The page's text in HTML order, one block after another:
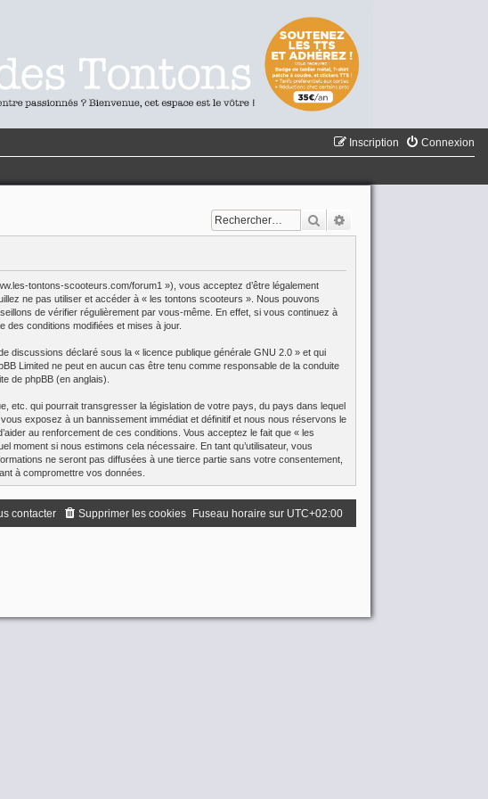
Connexion
Inscription
Rechercher
tontons-scooteurs.com/forum1 »), vous acceptez d’être légalement
ne pas utiliser et accéder à « les tontons scooteurs ». Nous pouvons
de vérifier régulièrement par vous-même. En effet, si vous continuez à
des conditions modifiées et mises à jour.
discussions déclaré sous la « licence publique générale GNU 2.0» et qui
Limited ne peut en aucun cas être tenu comme responsable de la conduite
de phpBB(en anglais).
etc. qui pourrait transgresser la législation de votre pays, du pays dans lequel
exposez à un bannissement immédiat et définitif et nous nous réservons le
au renforcement de ces conditions. Vous acceptez le fait que « les
moment si nous estimons cela nécessaire. En tant qu’utilisateur, vous
ne seront pas diffusées à une tierce partie sans votre consentement,
à compromettre vos données.
Fuseau horaire sur UTC+02:00
Supprimer les cookies
contacter